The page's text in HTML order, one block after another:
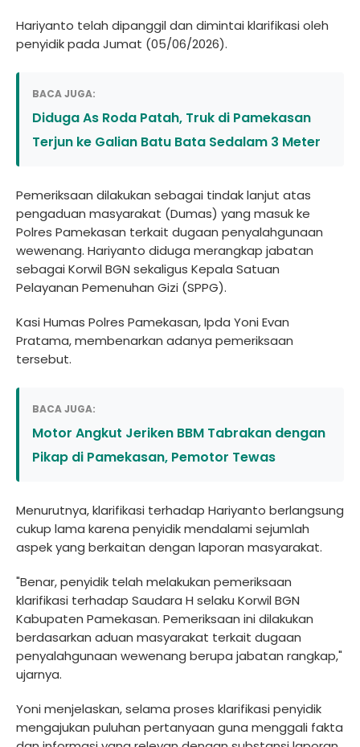
Hariyanto telah dipanggil dan dimintai klarifikasi oleh
penyidik pada Jumat (05/06/2026).
BACA JUGA:
Diduga As Roda Patah, Truk di Pamekasan
Terjun ke Galian Batu Bata Sedalam 3 Meter
Pemeriksaan dilakukan sebagai tindak lanjut atas
pengaduan masyarakat (Dumas) yang masuk ke
Polres Pamekasan terkait dugaan penyalahgunaan
wewenang. Hariyanto diduga merangkap jabatan
sebagai Korwil BGN sekaligus Kepala Satuan
Pelayanan Pemenuhan Gizi (SPPG).
Kasi Humas Polres Pamekasan, Ipda Yoni Evan
Pratama, membenarkan adanya pemeriksaan
tersebut.
BACA JUGA:
Motor Angkut Jeriken BBM Tabrakan dengan
Pikap di Pamekasan, Pemotor Tewas
Menurutnya, klarifikasi terhadap Hariyanto berlangsung
cukup lama karena penyidik mendalami sejumlah
aspek yang berkaitan dengan laporan masyarakat.
"Benar, penyidik telah melakukan pemeriksaan
klarifikasi terhadap Saudara H selaku Korwil BGN
Kabupaten Pamekasan. Pemeriksaan ini dilakukan
berdasarkan aduan masyarakat terkait dugaan
penyalahgunaan wewenang berupa jabatan rangkap,"
ujarnya.
Yoni menjelaskan, selama proses klarifikasi penyidik
mengajukan puluhan pertanyaan guna menggali fakta